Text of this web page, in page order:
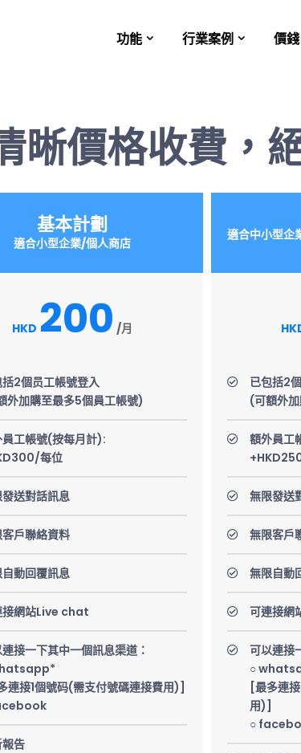
功能 行業案例 價錢
晰價格收費，
基本計劃
適合小型企業/個人商店
HKD 200 /月
括2個员工帳號登入
外加購至最多5個員工帳號)
工帳號(按每月計):
每位
送對話訊息
戶聯絡資料
動回覆訊息
接網站Live chat
接一下其中一個訊息渠道：
連接1個號码(需支付號碼連接費用)]
告
適合中小型企
已包括2
(可額外
額外員工
無限發送
無限客戶
無限自動
可連接
可以連接
○
[最多連
用)]
○